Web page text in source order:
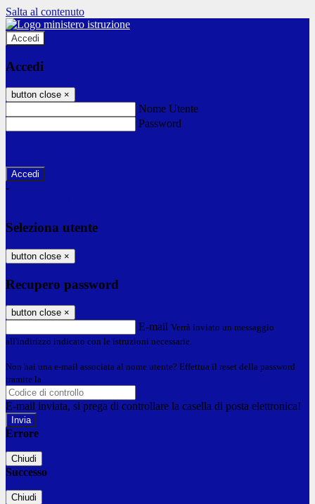
Salta al contenuto
Accedi
Accedi
button close ×
Nome Utente
Password
-
Seleziona utente
button close ×
Recupero password
button close ×
E-mail Verrà inviato un messaggio
all'indirizzo indicato con le istruzioni necessarie.
Non hai una e-mail associata al nome utente? Effettua il reset della password
tramite la
E-mail inviata, si prega di controllare la casella di posta elettronica!
Errore
Chiudi
Successo
Chiudi